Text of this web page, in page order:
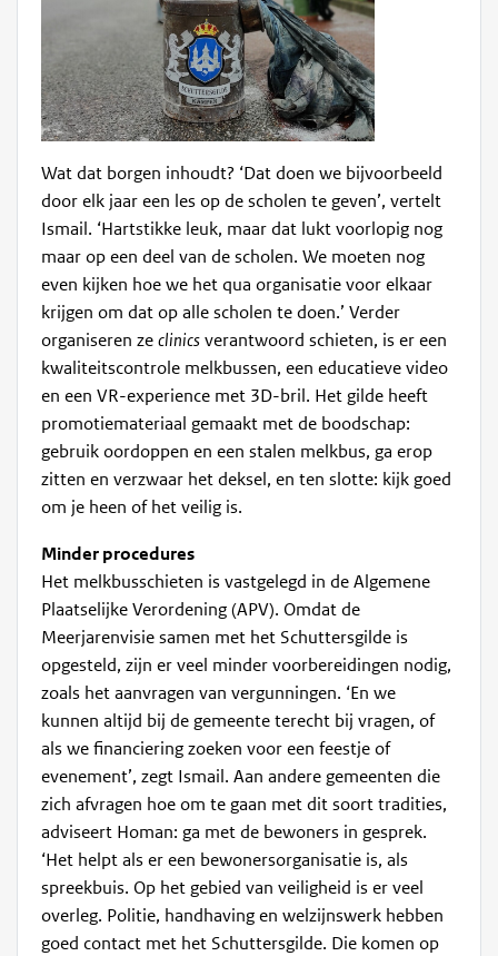
Wat dat borgen inhoudt? ‘Dat doen we bijvoorbeeld
door elk jaar een les op de scholen te geven’, vertelt
Ismail. ‘Hartstikke leuk, maar dat lukt voorlopig nog
maar op een deel van de scholen. We moeten nog
even kijken hoe we het qua organisatie voor elkaar
krijgen om dat op alle scholen te doen.’ Verder
organiseren zeclinics verantwoord schieten, is er een
kwaliteitscontrole melkbussen, een educatieve video
en een VR-experience met 3D-bril. Het gilde heeft
promotiemateriaal gemaakt met de boodschap:
gebruik oordoppen en een stalen melkbus, ga erop
zitten en verzwaar het deksel, en ten slotte: kijk goed
om je heen of het veilig is.
Minder procedures
Het melkbusschieten is vastgelegd in de Algemene
Plaatselijke Verordening (APV). Omdat de
Meerjarenvisie samen met het Schuttersgilde is
opgesteld, zijn er veel minder voorbereidingen nodig,
zoals het aanvragen van vergunningen. ‘En we
kunnen altijd bij de gemeente terecht bij vragen, of
als we financiering zoeken voor een feestje of
evenement’, zegt Ismail. Aan andere gemeenten die
zich afvragen hoe om te gaan met dit soort tradities,
adviseert Homan: ga met de bewoners in gesprek.
‘Het helpt als er een bewonersorganisatie is, als
spreekbuis. Op het gebied van veiligheid is er veel
overleg. Politie, handhaving en welzijnswerk hebben
goed contact met het Schuttersgilde. Die komen op